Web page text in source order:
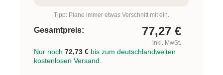
Tipp: Plane immer etwas Verschnitt mit ein.
Gesamtpreis: 77,27 €
inkl. MwSt.
Nur noch 72,73 € bis zum deutschlandweiten
kostenlosen Versand.